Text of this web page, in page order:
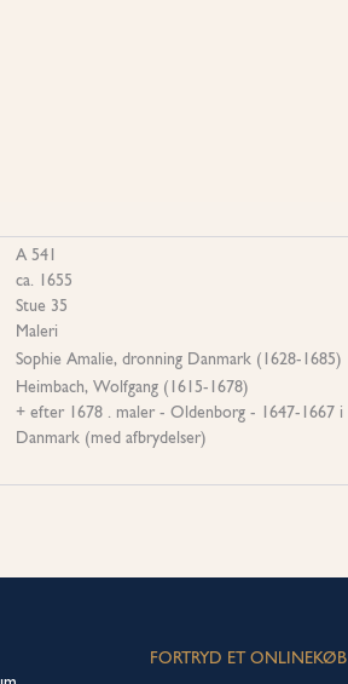
A 541
ca. 1655
Stue 35
Maleri
Sophie Amalie, dronning Danmark (1628-1685)
Heimbach, Wolfgang (1615-1678)
+ efter 1678 . maler - Oldenborg - 1647-1667 i
Danmark (med afbrydelser)
FORTRYD ET ONLINEKØB